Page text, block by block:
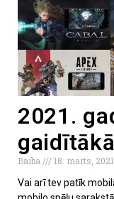
2021.
Baiba
18. marts, 2021
Vai arī tev patīk